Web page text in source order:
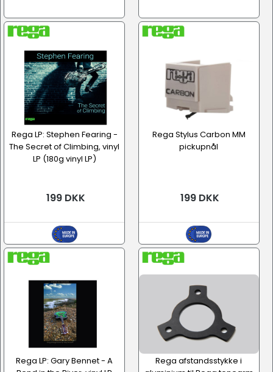
Rega LP: Stephen Fearing -
The Secret of Climbing, vinyl
LP (180g vinyl LP)
199 DKK
Rega Stylus Carbon MM
pickupnål
199 DKK
Rega LP: Gary Bennet - A
Rega afstandsstykke i